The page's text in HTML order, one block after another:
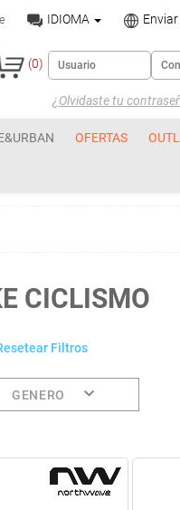
IDIOMA Enviar
(0)
¿Olvidaste tu
OFERTAS
CICLISMO
Filtros
GENERO